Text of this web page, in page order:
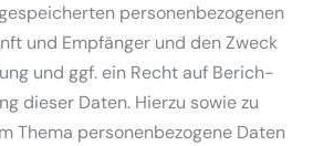
perso­nen­be­zo­genen
und Empfänger und den Zweck
und ggf. ein Recht auf Berich­
dieser Daten. Hierzu sowie zu
Thema perso­nen­be­zogene Daten